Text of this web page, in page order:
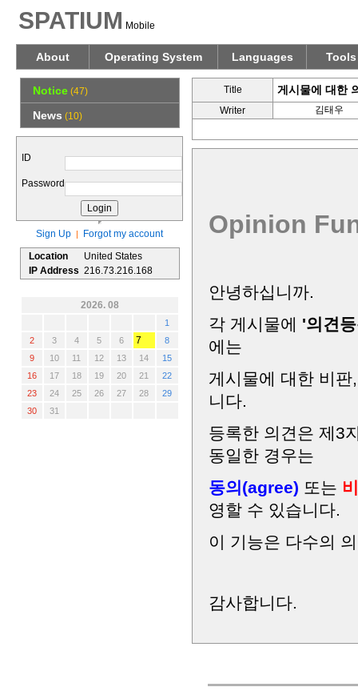
SPATIUM Mobile
About Operating System Languages Tools
Notice (47)
News (10)
ID
Password
Sign Up |
Forgot my account
Location
United States
IP Address 216.73.216.168
2026. 08
1
2
3 4 5 6 7
8
9
10 11 12 13 14
15
16
17 18 19 20 21
22
23
24 25 26 27 28
29
30
31
Title 게시물에 대한
Writer 김태우
Opinion
안녕하십니까.
각 게시물에 '의견
에는
게시물에 대한 비
니다.
등록한 의견은 제3
동일한 경우는
동의(agree) 또는
영할 수 있습니다.
이 기능은 다수의
감사합니다.